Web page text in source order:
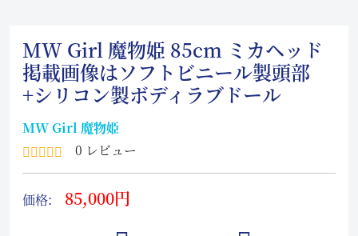
MW Girl 魔物姫 85cm ミカヘッド
掲載画像はソフトビニール製頭部
+シリコン製ボディラブドール
MW Girl 魔物姫
0 レビュー
価格: 85,000円